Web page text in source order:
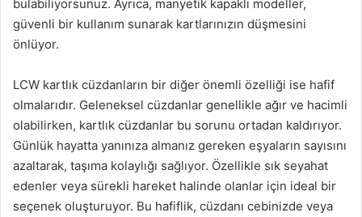
bulabiliyorsunuz. Ayrıca, manyetik kapaklı modeller,
güvenli bir kullanım sunarak kartlarınızın düşmesini
önlüyor.
LCW kartlık cüzdanların bir diğer önemli özelliği ise hafif
olmalarıdır. Geleneksel cüzdanlar genellikle ağır ve hacimli
olabilirken, kartlık cüzdanlar bu sorunu ortadan kaldırıyor.
Günlük hayatta yanınıza almanız gereken eşyaların sayısını
azaltarak, taşıma kolaylığı sağlıyor. Özellikle sık seyahat
edenler veya sürekli hareket halinde olanlar için ideal bir
seçenek oluşturuyor. Bu hafiflik, cüzdanı cebinizde veya